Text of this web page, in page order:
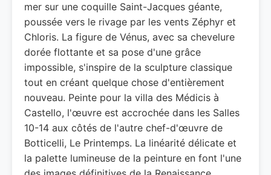
mer sur une coquille Saint-Jacques géante,
poussée vers le rivage par les vents Zéphyr et
Chloris. La figure de Vénus, avec sa chevelure
dorée flottante et sa pose d'une grâce
impossible, s'inspire de la sculpture classique
tout en créant quelque chose d'entièrement
nouveau. Peinte pour la villa des Médicis à
Castello, l'œuvre est accrochée dans les Salles
10-14 aux côtés de l'autre chef-d'œuvre de
Botticelli, Le Printemps. La linéarité délicate et
la palette lumineuse de la peinture en font l'une